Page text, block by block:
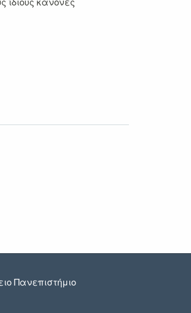
Πανεπιστήμιο